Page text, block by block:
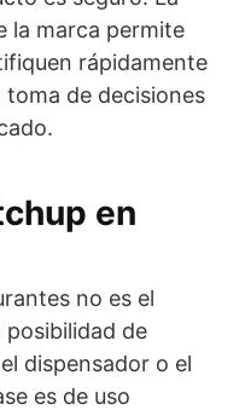
la marca permite
rápidamente
de decisiones
en
no es el
posibilidad de
dispensador o el
es de uso